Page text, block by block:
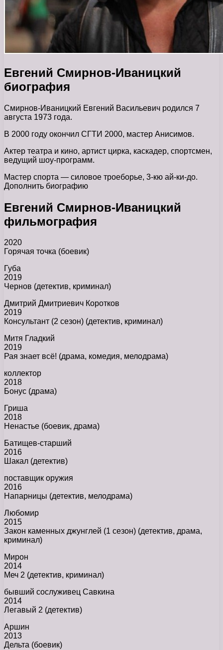
Евгений Смирнов-Иваницкий
биография
Смирнов-Иваницкий Евгений Васильевич родился 7
августа 1973 года.
В 2000 году окончил СГТИ 2000, мастер Анисимов.
Актер театра и кино, артист цирка, каскадер, спортсмен,
ведущий шоу-программ.
Мастер спорта — силовое троеборье, 3-кю ай-ки-до.
Дополнить биографию
Евгений Смирнов-Иваницкий
фильмография
2020
Горячая точка (боевик)
Губа
2019
Чернов (детектив, криминал)
Дмитрий Дмитриевич Коротков
2019
Консультант (2 сезон) (детектив, криминал)
Митя Гладкий
2019
Рая знает всё! (драма, комедия, мелодрама)
коллектор
2018
Бонус (драма)
Гриша
2018
Ненастье (боевик, драма)
Батищев-старший
2016
Шакал (детектив)
поставщик оружия
2016
Напарницы (детектив, мелодрама)
Любомир
2015
Закон каменных джунглей (1 сезон) (детектив, драма,
криминал)
Мирон
2014
Меч 2 (детектив, криминал)
бывший сослуживец Савкина
2014
Легавый 2 (детектив)
Аршин
2013
Дельта (боевик)